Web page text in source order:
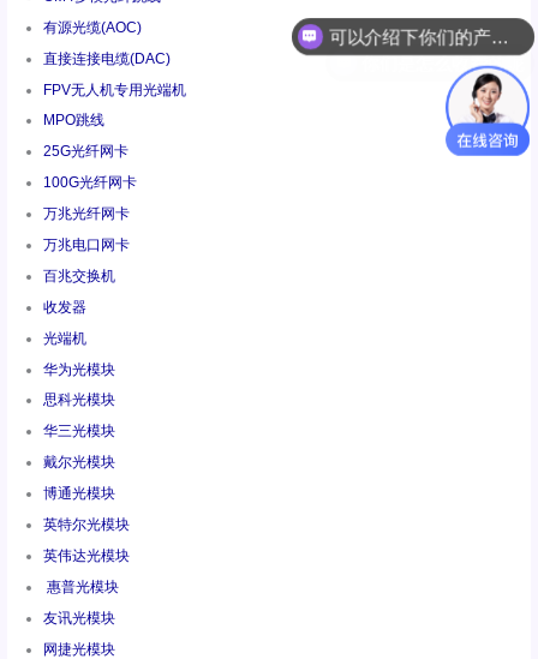
有源光缆(AOC)
直接连接电缆(DAC)
FPV无人机专用光端机
MPO跳线
25G光纤网卡
100G光纤网卡
万兆光纤网卡
万兆电口网卡
百兆交换机
收发器
光端机
华为光模块
思科光模块
华三光模块
戴尔光模块
博通光模块
英特尔光模块
英伟达光模块
惠普光模块
友讯光模块
网捷光模块
你们是怎么收费的呢